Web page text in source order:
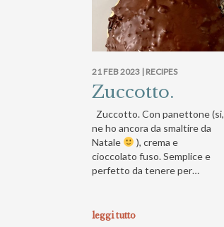
21 FEB 2023 | RECIPES
Zuccotto.
Zuccotto. Con panettone (si,
ne ho ancora da smaltire da
Natale
), crema e
cioccolato fuso. Semplice e
perfetto da tenere per…
leggi tutto